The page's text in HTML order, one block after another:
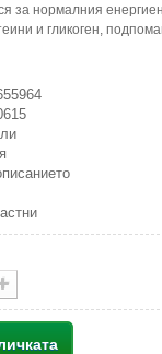
за нормалния
и гликоген,